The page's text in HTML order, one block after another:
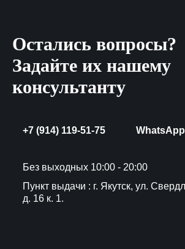
Остались вопросы?
Задайте их нашему
консультанту
+7 (914) 119-51-75 WhatsApp
Без выходных 10:00 - 20:00
Пункт выдачи : г. Якутск, ул.
д. 16 к. 1.